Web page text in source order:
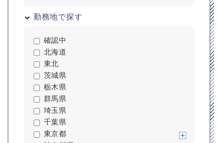
勤務地で探す
確認中
北海道
東北
茨城県
栃木県
群馬県
埼玉県
千葉県
東京都